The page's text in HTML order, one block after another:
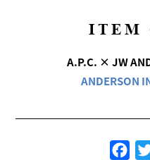
ITEM
A.P.C. × JW
ANDERSON